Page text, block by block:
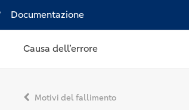
Documentazione
Causa dell’errore
Motivi del fallimento